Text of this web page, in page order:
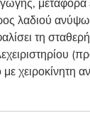
λαδιού
τη
χειροκίνητη